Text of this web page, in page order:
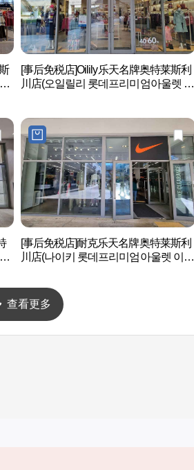
[事后免税店]Oilily乐天名牌奥特莱斯利
川店(오일릴리 롯데프리미엄아울렛 이
[事后免税店]耐克乐天名牌奥特莱斯利
川店(나이키 롯데프리미엄아울렛 이천
查看更多